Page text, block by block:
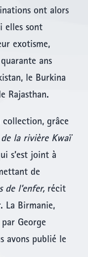
ont alors
elles sont
exotisme,
ans
le Burkina
Rajasthan.
collection, grâce
la rivière Kwaï
s’est joint à
de
de l’enfer,récit
La Birmanie,
par George
avons publié le